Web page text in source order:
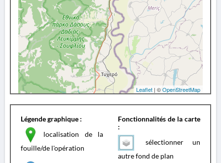
Leaflet | ©OpenStreetMap
Légende graphique :
localisation de la
fouille/de l'opération
Fonctionnalités de la carte
:
sélectionner un
autre fond de plan